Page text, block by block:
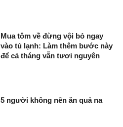
Mua tôm về đừng vội bỏ ngay
vào tủ lạnh: Làm thêm bước này
để cả tháng vẫn tươi nguyên
5 người không nên ăn quả na